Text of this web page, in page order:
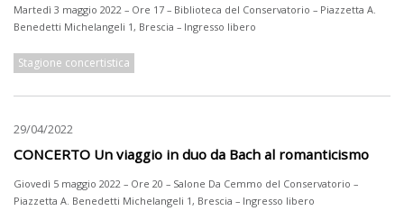
Martedì 3 maggio 2022 – Ore 17 – Biblioteca del Conservatorio – Piazzetta A.
Benedetti Michelangeli 1, Brescia – Ingresso libero
Stagione concertistica
29/04/2022
CONCERTO Un viaggio in duo da Bach al romanticismo
Giovedì 5 maggio 2022 – Ore 20 – Salone Da Cemmo del Conservatorio –
Piazzetta A. Benedetti Michelangeli 1, Brescia – Ingresso libero